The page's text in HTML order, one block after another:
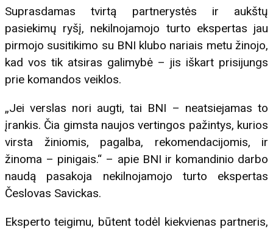
Suprasdamas tvirtą partnerystės ir aukštų
pasiekimų ryšį, nekilnojamojo turto ekspertas jau
pirmojo susitikimo su BNI klubo nariais metu žinojo,
kad vos tik atsiras galimybė – jis iškart prisijungs
prie komandos veiklos.
„Jei verslas nori augti, tai BNI – neatsiejamas to
įrankis. Čia gimsta naujos vertingos pažintys, kurios
virsta žiniomis, pagalba, rekomendacijomis, ir
žinoma – pinigais.“ – apie BNI ir komandinio darbo
naudą pasakoja nekilnojamojo turto ekspertas
Česlovas Savickas.
Eksperto teigimu, būtent todėl kiekvienas partneris,